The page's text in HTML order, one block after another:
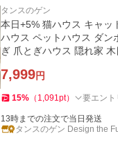
タンスのゲン
本日+5% 猫ハウス キャッ
ハウス ペットハウス ダン
ぎ 爪とぎハウス 隠れ家 木
7,999円
15% （ 1,091pt） 要エント
13時までの注文で当日発送
タンスのゲン Design the